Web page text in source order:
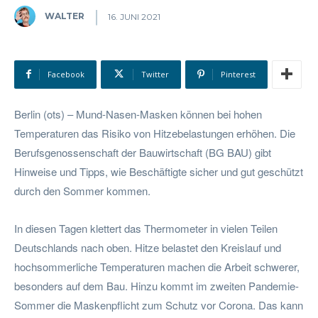
WALTER 16. JUNI 2021
Facebook Twitter Pinterest
Berlin (ots) – Mund-Nasen-Masken können bei hohen
Temperaturen das Risiko von Hitzebelastungen erhöhen. Die
Berufsgenossenschaft der Bauwirtschaft (BG BAU) gibt
Hinweise und Tipps, wie Beschäftigte sicher und gut geschützt
durch den Sommer kommen.
In diesen Tagen klettert das Thermometer in vielen Teilen
Deutschlands nach oben. Hitze belastet den Kreislauf und
hochsommerliche Temperaturen machen die Arbeit schwerer,
besonders auf dem Bau. Hinzu kommt im zweiten Pandemie-
Sommer die Maskenpflicht zum Schutz vor Corona. Das kann